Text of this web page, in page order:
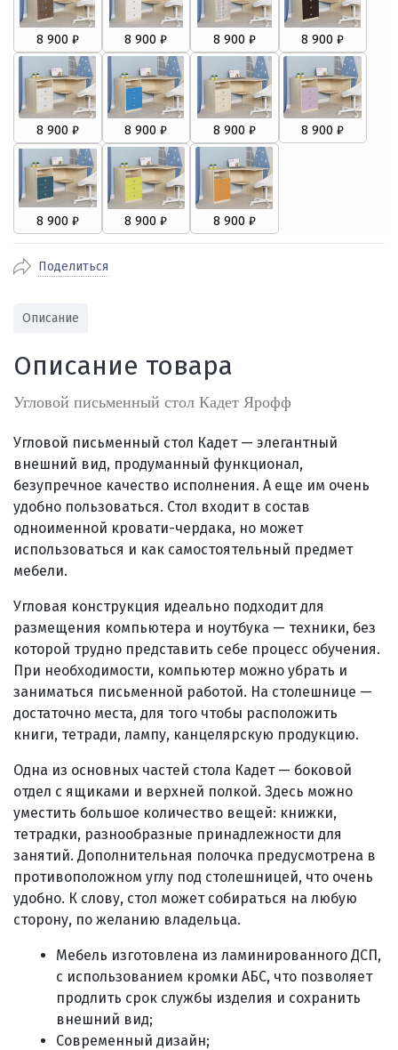
Поделиться
Описание
Описание товара
Угловой письменный стол Кадет Ярофф
Угловой письменный стол Кадет — элегантный
внешний вид, продуманный функционал,
безупречное качество исполнения. А еще им очень
удобно пользоваться. Стол входит в состав
одноименной кровати-чердака, но может
использоваться и как самостоятельный предмет
мебели.
Угловая конструкция идеально подходит для
размещения компьютера и ноутбука — техники, без
которой трудно представить себе процесс обучения.
При необходимости, компьютер можно убрать и
заниматься письменной работой. На столешнице —
достаточно места, для того чтобы расположить
книги, тетради, лампу, канцелярскую продукцию.
Одна из основных частей стола Кадет — боковой
отдел с ящиками и верхней полкой. Здесь можно
уместить большое количество вещей: книжки,
тетрадки, разнообразные принадлежности для
занятий. Дополнительная полочка предусмотрена в
противоположном углу под столешницей, что очень
удобно. К слову, стол может собираться на любую
сторону, по желанию владельца.
Мебель изготовлена из ламинированного ДСП,
с использованием кромки АБС, что позволяет
продлить срок службы изделия и сохранить
внешний вид;
Современный дизайн;